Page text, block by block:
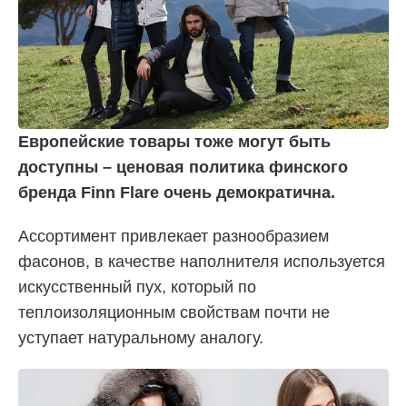
Европейские товары тоже могут быть
доступны – ценовая политика финского
бренда Finn Flare очень демократична.
Ассортимент привлекает разнообразием
фасонов, в качестве наполнителя используется
искусственный пух, который по
теплоизоляционным свойствам почти не
уступает натуральному аналогу.